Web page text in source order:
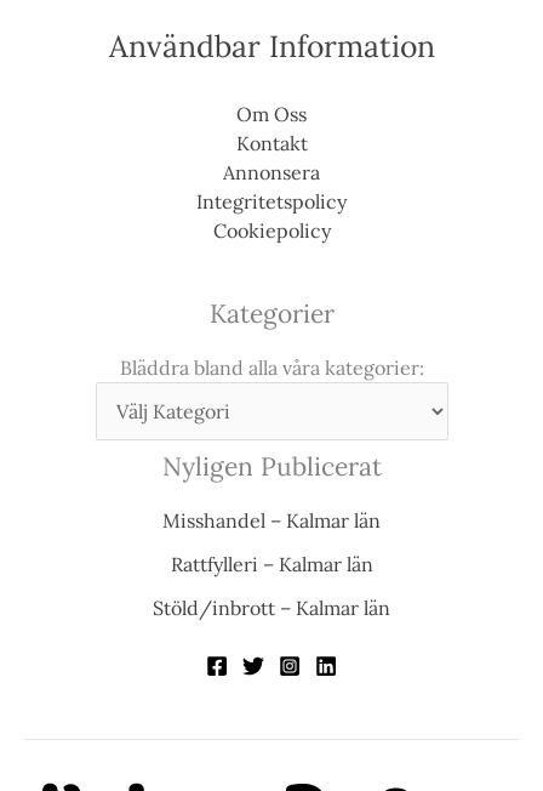
Användbar Information
Om Oss
Kontakt
Annonsera
Integritetspolicy
Cookiepolicy
Kategorier
Bläddra bland alla våra kategorier:
Nyligen Publicerat
Misshandel – Kalmar län
Rattfylleri – Kalmar län
Stöld/inbrott – Kalmar län